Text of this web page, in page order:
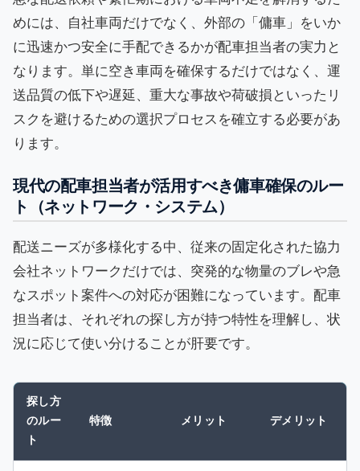
めには、自社車両だけでなく、外部の「傭車」をいか
に迅速かつ安全に手配できるかが配車担当者の実力と
なります。単に空き車両を確保するだけではなく、運
送品質の低下や遅延、重大な事故や荷破損といったリ
スクを避けるための選択プロセスを確立する必要があ
ります。
現代の配車担当者が活用すべき傭車確保のルー
ト（ネットワーク・システム）
配送ニーズが多様化する中、従来の固定化された協力
会社ネットワークだけでは、突発的な物量のブレや急
なスポット案件への対応が困難になっています。配車
担当者は、それぞれの探し方が持つ特性を理解し、状
況に応じて使い分けることが肝要です。
探し方
のルー
ト
特徴 メリット デメリット